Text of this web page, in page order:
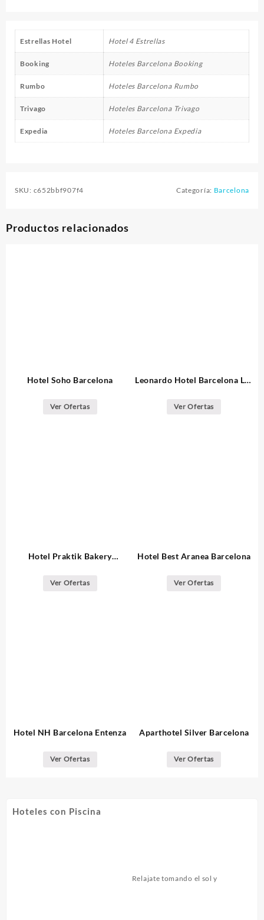
Estrellas Hotel Hotel 4 Estrellas
Booking Hoteles Barcelona Booking
Rumbo Hoteles Barcelona Rumbo
Trivago Hoteles Barcelona Trivago
Expedia Hoteles Barcelona Expedia
SKU: c652bbf907f4 Categoría: Barcelona
Productos relacionados
Hotel Soho Barcelona
Ver Ofertas
Leonardo Hotel Barcelona Las
Ver Ofertas
Hotel Praktik Bakery
Ver Ofertas
Hotel Best Aranea Barcelona
Ver Ofertas
Hotel NH Barcelona Entenza
Ver Ofertas
Aparthotel Silver Barcelona
Ver Ofertas
Hoteles con Piscina
Relajate tomando el sol y